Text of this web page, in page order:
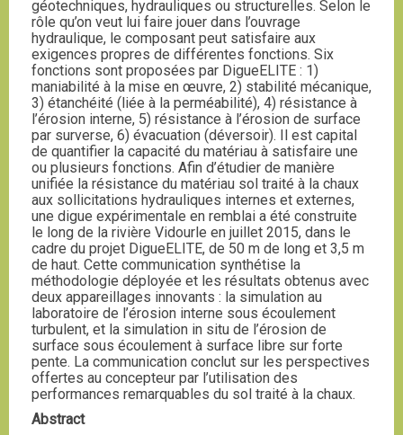
géotechniques, hydrauliques ou structurelles. Selon le
rôle qu’on veut lui faire jouer dans l’ouvrage
hydraulique, le composant peut satisfaire aux
exigences propres de différentes fonctions. Six
fonctions sont proposées par DigueELITE : 1)
maniabilité à la mise en œuvre, 2) stabilité mécanique,
3) étanchéité (liée à la perméabilité), 4) résistance à
l’érosion interne, 5) résistance à l’érosion de surface
par surverse, 6) évacuation (déversoir). Il est capital
de quantifier la capacité du matériau à satisfaire une
ou plusieurs fonctions. Afin d’étudier de manière
unifiée la résistance du matériau sol traité à la chaux
aux sollicitations hydrauliques internes et externes,
une digue expérimentale en remblai a été construite
le long de la rivière Vidourle en juillet 2015, dans le
cadre du projet DigueELITE, de 50 m de long et 3,5 m
de haut. Cette communication synthétise la
méthodologie déployée et les résultats obtenus avec
deux appareillages innovants : la simulation au
laboratoire de l’érosion interne sous écoulement
turbulent, et la simulation in situ de l’érosion de
surface sous écoulement à surface libre sur forte
pente. La communication conclut sur les perspectives
offertes au concepteur par l’utilisation des
performances remarquables du sol traité à la chaux.
Abstract